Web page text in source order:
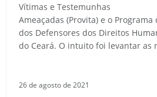
Vítimas e Testemunhas
Ameaçadas (Provita) e o Programa
dos Defensores dos Direitos
do Ceará. O intuito foi levantar as
26 de agosto de 2021